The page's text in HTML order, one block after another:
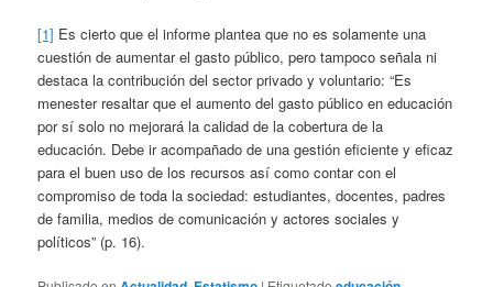
[1] Es cierto que el informe plantea que no es solamente una
cuestión de aumentar el gasto público, pero tampoco señala ni
destaca la contribución del sector privado y voluntario: “Es
menester resaltar que el aumento del gasto público en educación
por sí solo no mejorará la calidad de la cobertura de la
educación. Debe ir acompañado de una gestión eficiente y eficaz
para el buen uso de los recursos así como contar con el
compromiso de toda la sociedad: estudiantes, docentes, padres
de familia, medios de comunicación y actores sociales y
políticos” (p. 16).